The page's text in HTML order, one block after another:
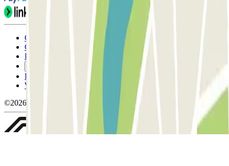
Condicions d'ús i contratació
Condicions de cancel-lació
Política de cookies
Política de privacitat
Whistleblowing
©2026 Parclick. All rights reserved